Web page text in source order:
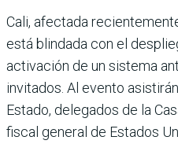
Cali, afectada
está blindada con el
activación de un sistema
invitados. Al evento
Estado, delegados de la
fiscal general de Estados